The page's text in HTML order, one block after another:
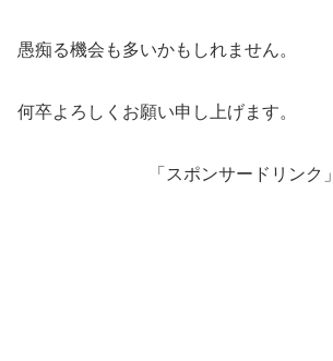
愚痴る機会も多いかもしれません。
何卒よろしくお願い申し上げます。
「スポンサードリンク」